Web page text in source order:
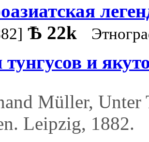
Ѣ 22k
и
Müller, Unter
Leipzig, 1882.